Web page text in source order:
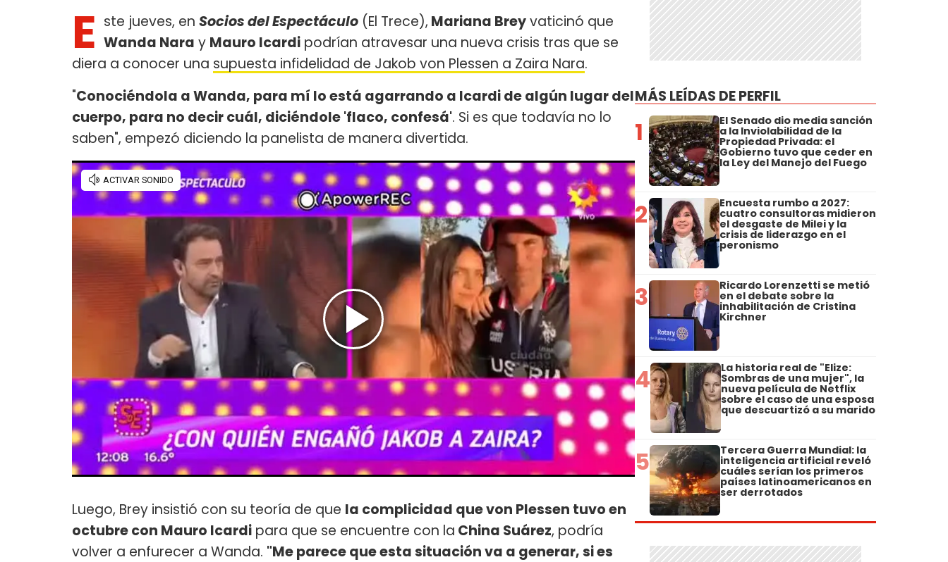
E ste jueves, en Socios del Espectáculo (El Trece), Mariana Breyvaticinó que
Wanda Nara y Mauro Icardi podrían atravesar una nueva crisis tras que se
diera a conocer una supuesta infidelidad de Jakob von Plessen a Zaira Nara.
"Conociéndola a Wanda, para mí lo está agarrando a Icardi de algún lugar del
cuerpo, para no decir cuál, diciéndole 'flaco, confesá'. Si es que todavía no lo
saben", empezó diciendo la panelista de manera divertida.
Luego, Brey insistió con su teoría de que la complicidad que von Plessen tuvo en
octubre con Mauro Icardi para que se encuentre con la China Suárez, podría
volver a enfurecer a Wanda. "Me parece que esta situación va a generar, si es
MÁS LEÍDAS DE PERFIL
1 El Senado dio media sanción
a la Inviolabilidad de la
Propiedad Privada: el
Gobierno tuvo que ceder en
la Ley del Manejo del Fuego
2 Encuesta rumbo a 2027:
cuatro consultoras midieron
el desgaste de Milei y la
crisis de liderazgo en el
peronismo
3 Ricardo Lorenzetti se metió
en el debate sobre la
inhabilitación de Cristina
Kirchner
4 La historia real de "Elize:
Sombras de una mujer", la
nueva película de Netflix
sobre el caso de una esposa
que descuartizó a su marido
5 Tercera Guerra Mundial: la
inteligencia artificial reveló
cuáles serían los primeros
países latinoamericanos en
ser derrotados